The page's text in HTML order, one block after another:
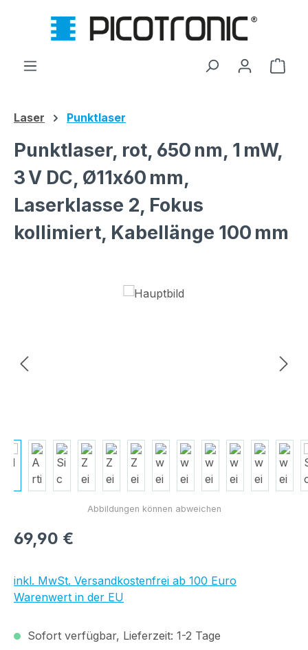
Zum Hauptinhalt springen
Laser Punktlaser
Punktlaser, rot, 650 nm, 1 mW,
3 V DC, Ø11x60 mm,
Laserklasse 2, Fokus
kollimiert, Kabellänge 100 mm
Bildergalerie überspringen
Regulärer Preis:
69,90 €
inkl. MwSt. Versandkostenfrei ab 100 Euro
Warenwert in der EU
Sofort verfügbar, Lieferzeit: 1-2 Tage